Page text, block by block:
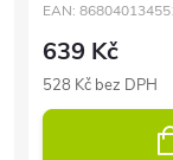
EAN:
639 Kč
528 Kč bez DPH